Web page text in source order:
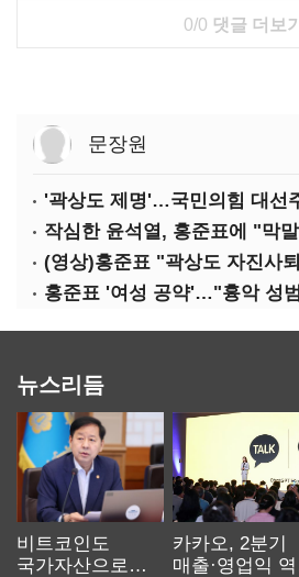
0/0 댓글 더보기
문장원
작심한 윤석열, 홍준표에 "막
뉴스리듬
비트코인도
국가자산으로…'
카카오, 2분기
매출·영업익 역